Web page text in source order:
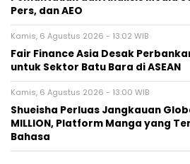
Pers, dan AEO
Kamis, 6 Agustus 2026 - 13:02 WIB
Fair Finance Asia Desak
untuk Sektor Batu Bara di ASEAN
Kamis, 6 Agustus 2026 - 13:00 WIB
Shueisha Perluas Jangkauan
MILLION, Platform Manga yang
Bahasa